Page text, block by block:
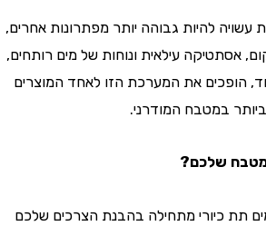
להיות גבוהה יותר מפתרונות אחרים,
עילאית ונוחות של מים רותחים,
את המערכת הזו לאחד המוצרים
במטבח המודרני.
שלכם?
כיורי מתחילה בהבנת הצרכים שלכם